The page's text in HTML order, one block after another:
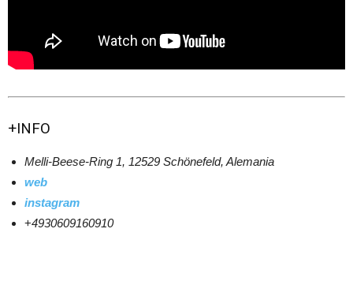
+INFO
Melli-Beese-Ring 1, 12529 Schönefeld, Alemania
web
instagram
+4930609160910